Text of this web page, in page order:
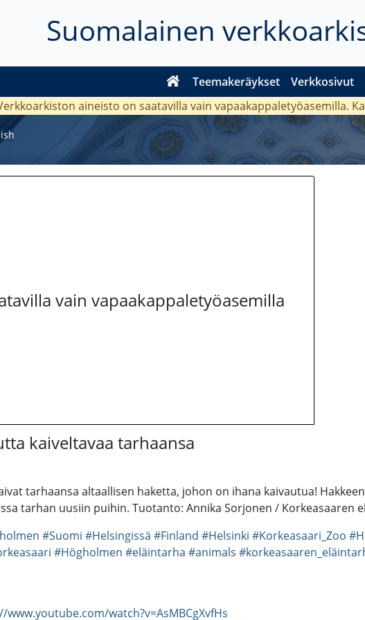
Suomalainen
Teemakeräykset Verkkosivut
aineisto on saatavilla vain vapaakappaletyöasemilla.
vain vapaakappaletyöasemilla
kaiveltavaa tarhaansa
tarhaansa altaallisen haketta, johon on ihana kaivautua!
tarhan uusiin puihin. Tuotanto: Annika Sorjonen / Korkeasaaren
#Suomi #Helsingissä #Finland #Helsinki #Korkeasaari_Zoo
#Högholmen #eläintarha #animals
www.youtube.com/watch?v=AsMBCgXvfHs